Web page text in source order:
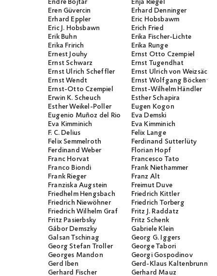
Endre Bojtár
Enja Riegel
Eren Güvercin
Erhard Denninger
Erhard Eppler
Eric Hobsbawm
Eric J. Hobsbawn
Erich Fried
Erik Buhn
Erika Fischer-Lichte
Erika Fririch
Erika Runge
Ernest Jouhy
Ernst Otto Czempiel
Ernst Schwarz
Ernst Tugendhat
Ernst Ulrich Scheffler
Ernst Ulrich von Weizsäcker
Ernst Wendt
Ernst Wolfgang
Ernst-Otto Czempiel
Ernst-Wilhelm Händler
Erwin K. Scheuch
Esther Schapira
Esther Weikel-Poller
Eugen Kogon
Eugenio Muñoz del Rio
Eva Demski
Eva Kimminich
Eva Kimminich
F. C. Delius
Felix Lange
Felix Semmelroth
Ferdinand Sutterlüty
Ferdinand Weber
Florian Hopf
Franc Horvat
Francesco Tato
Franco Biondi
Frank Niethammer
Frank Rieger
Franz Alt
Franziska Augstein
Freimut Duve
Friedhelm Hengsbach
Friedrich Kittler
Friedrich Niewöhner
Friedrich Torberg
Friedrich Wilhelm Graf
Fritz J. Raddatz
Fritz Pasierbsky
Fritz Schenk
Gábor Demszky
Gabriele Klein
Galsan Tschinag
Georg G. Iggers
Georg Stefan Troller
George Tabori
Georges Mandon
Georgi Gospodinov
Gerd Iben
Gerd-Klaus Kaltenbrunner
Gerhard Fischer
Gerhard Mauz